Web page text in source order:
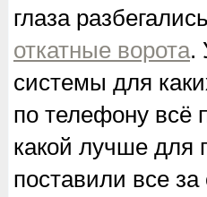
глаза
откатные ворота.
системы для
по телефону всё
какой лучше для
поставили все за